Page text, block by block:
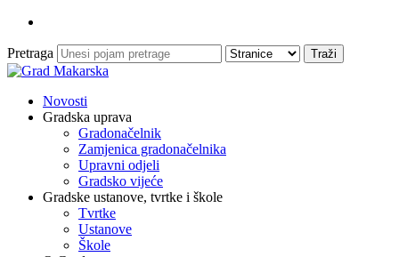
Pretraga
Novosti
Gradska uprava
Gradonačelnik
Zamjenica gradonačelnika
Upravni odjeli
Gradsko vijeće
Gradske ustanove, tvrtke i škole
Tvrtke
Ustanove
Škole